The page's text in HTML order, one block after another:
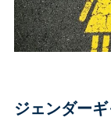
ジェンダー